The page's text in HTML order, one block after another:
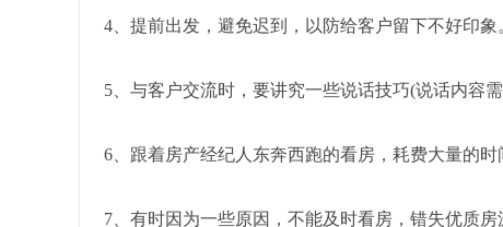
4、提前出发，避免迟到，以防给客户留下不好印象
5、与客户交流时，要讲究一些说话技巧(说话内容
6、跟着房产经纪人东奔西跑的看房，耗费大量的时
7、有时因为一些原因，不能及时看房，错失优质房